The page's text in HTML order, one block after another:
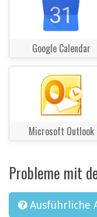
Google Calendar
Microsoft Outlook
Probleme mit
Ausführliche